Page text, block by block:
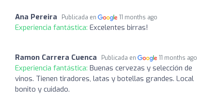
Ana Pereira Publicada en 11 months ago
Experiencia fantástica: Excelentes birras!
Ramon Carrera Cuenca Publicada en 11 months ago
Experiencia fantástica: Buenas cervezas y selección de
vinos. Tienen tiradores, latas y botellas grandes. Local
bonito y cuidado.